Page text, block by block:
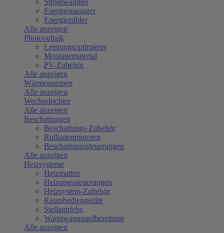
Stromwandler
Energiemanager
Energiezähler
Alle anzeigen
Photovoltaik
Leistungsoptimierer
Montagematerial
PV-Zubehör
Alle anzeigen
Wärmepumpen
Alle anzeigen
Wechselrichter
Alle anzeigen
Beschattungen
Beschattungs-Zubehör
Rollladenmotoren
Beschattungssteuerungen
Alle anzeigen
Heizsysteme
Heizmatten
Heizungssteuerungen
Heizsystem-Zubehör
Raumbediengeräte
Stellantriebe
Warmwasseraufbereitung
Alle anzeigen